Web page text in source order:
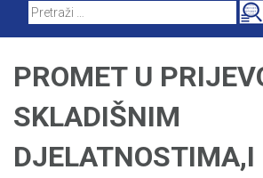
for:
PROMET U
SKLADIŠNIM
DJELATNOSTIMA,I